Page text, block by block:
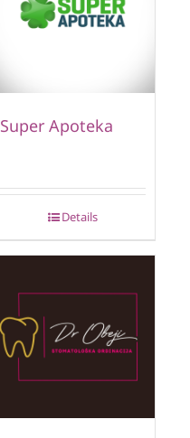
Super Apoteka
Details